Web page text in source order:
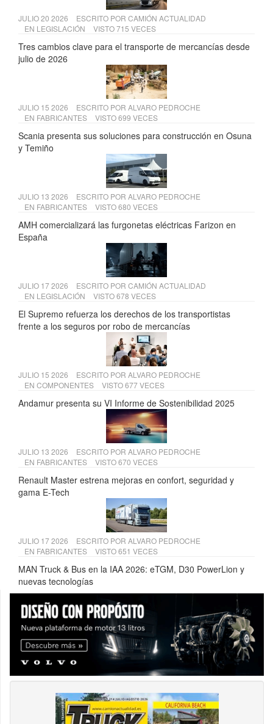
JULIO 20 2026 ESCRITO POR CAMIÓN ACTUALIDAD
EN LEGISLACIÓN VISTO 715 VECES
Tres cambios clave para el transporte de mercancías desde
julio de 2026
JULIO 15 2026 ESCRITO POR ALVARO PEDROCHE
EN FABRICANTES VISTO 699 VECES
Scania presenta sus soluciones para construcción en Osuna
y Temiño
JULIO 13 2026 ESCRITO POR ALVARO PEDROCHE
EN FABRICANTES VISTO 680 VECES
AMH comercializará las furgonetas eléctricas Farizon en
España
JULIO 17 2026 ESCRITO POR CAMIÓN ACTUALIDAD
EN LEGISLACIÓN VISTO 678 VECES
El Supremo refuerza los derechos de los transportistas
frente a los seguros por robo de mercancías
JULIO 15 2026 ESCRITO POR ALVARO PEDROCHE
EN COMPONENTES VISTO 677 VECES
Andamur presenta su VI Informe de Sostenibilidad 2025
JULIO 13 2026 ESCRITO POR ALVARO PEDROCHE
EN FABRICANTES VISTO 670 VECES
Renault Master estrena mejoras en confort, seguridad y
gama E-Tech
JULIO 17 2026 ESCRITO POR ALVARO PEDROCHE
EN FABRICANTES VISTO 651 VECES
MAN Truck & Bus en la IAA 2026: eTGM, D30 PowerLion y
nuevas tecnologías